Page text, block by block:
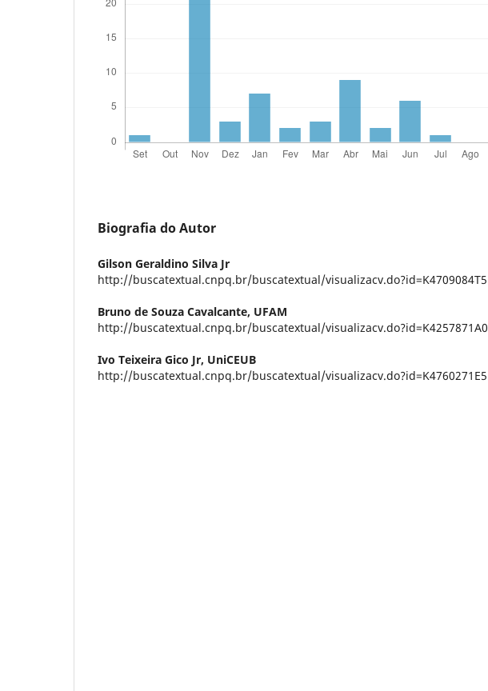
Biografia do Autor
Gilson Geraldino Silva Jr
http://buscatextual.cnpq.br/buscatextual/visualizacv.do?id=K4709084T5
Bruno de Souza Cavalcante, UFAM
http://buscatextual.cnpq.br/buscatextual/visualizacv.do?id=K4257871A0
Ivo Teixeira Gico Jr, UniCEUB
http://buscatextual.cnpq.br/buscatextual/visualizacv.do?id=K4760271E5